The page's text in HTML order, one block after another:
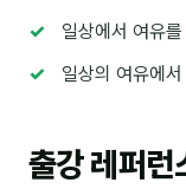
제안·영업
분석
재무·계약
일상에서 여유
일상의 여유에
출강 레퍼런